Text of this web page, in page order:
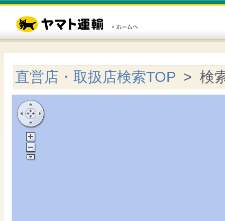
直営店・取扱店検索TOP > 検